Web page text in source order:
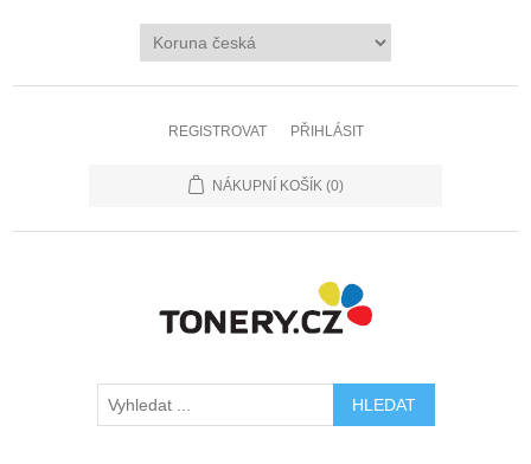
REGISTROVAT PŘIHLÁSIT
NÁKUPNÍ KOŠÍK (0)